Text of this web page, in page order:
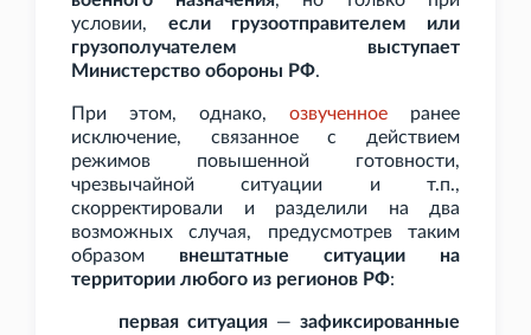
условии, если грузоотправителем или
грузополучателем выступает
Министерство обороны РФ.
При этом, однако, озвученное ранее
исключение, связанное с действием
режимов повышенной готовности,
чрезвычайной ситуации и
т.п.,
скорректировали и разделили на два
возможных случая, предусмотрев таким
образом внештатные ситуации на
территории любого из регионов РФ:
первая ситуация — зафиксированные